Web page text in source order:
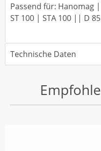
Passend für: Hanomag
ST 100 | STA 100 || D 85
Technische Daten